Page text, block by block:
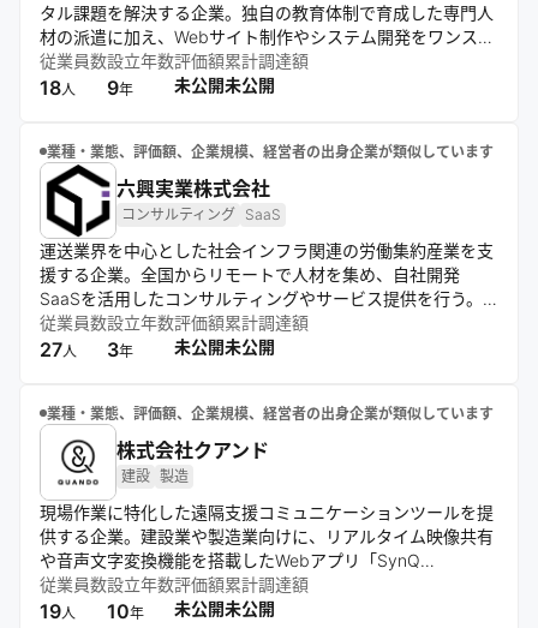
タル課題を解決する企業。独自の教育体制で育成した専門人
材の派遣に加え、Webサイト制作やシステム開発をワンスト
ップで提供する。集客コンサルティングやマッチング支援に
も強み。技術と人材の両面から、クライアントのビジネス成
従業員数
18人
設立年数
9年
評価額
未公開
累計調達額
未公開
業種・業態、評価額、企業規模、経営者の出身企業が類似しています
六興実業株式会社
コンサルティング SaaS
運送業界を中心とした社会インフラ関連の労働集約産業を支
援する企業。全国からリモートで人材を集め、自社開発
SaaSを活用したコンサルティングやサービス提供を行う。
経営企画・営業代行、新規荷主開拓、原価計算など、業界の
課題解決と発展に貢献。オンライン中心の商談とバーチャル
従業員数
27人
設立年数
3年
評価額
未公開
累計調達額
未公開
業種・業態、評価額、企業規模、経営者の出身企業が類似しています
株式会社クアンド
建設 製造
現場作業に特化した遠隔支援コミュニケーションツールを提
供する企業。建設業や製造業向けに、リアルタイム映像共有
や音声文字変換機能を搭載したWebアプリ「SynQ
Remote」を開発。導入提案やサポート、認知拡大活動を通
じ、現場のリモートワーク課題解決に取り組む。
従業員数
19人
設立年数
10年
評価額
未公開
累計調達額
未公開